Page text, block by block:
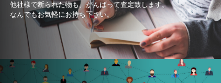
他社様で断られた物も、がんばって査定致します。
なんでもお気軽にお持ち下さい。